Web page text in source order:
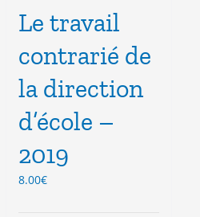
Le travail
contrarié de
la direction
d’école –
2019
8.00€